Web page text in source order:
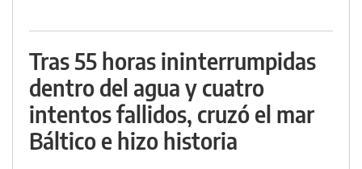
Tras 55 horas ininterrumpidas
dentro del agua y cuatro
intentos fallidos, cruzó el mar
Báltico e hizo historia